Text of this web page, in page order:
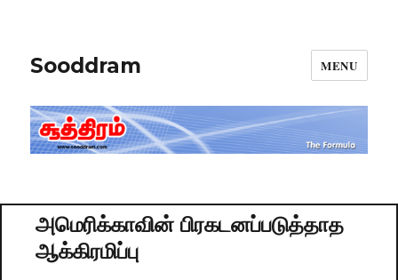
Sooddram MENU
அமெரிக்காவின் பிரகடனப்படுத்தாத
ஆக்கிரமிப்பு